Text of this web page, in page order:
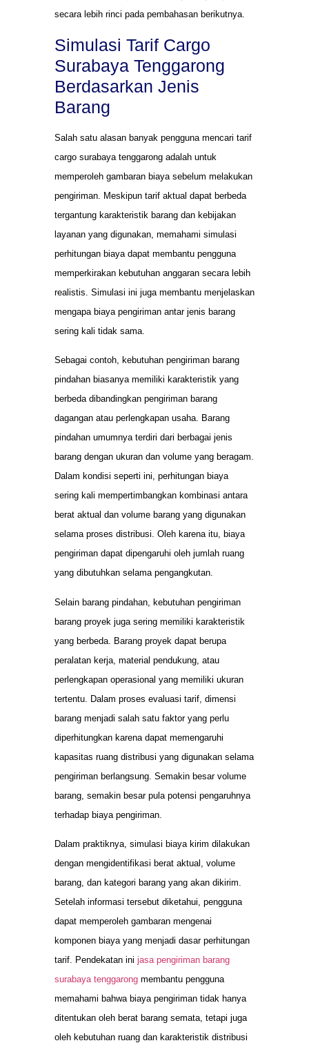
secara lebih rinci pada pembahasan berikutnya.
Simulasi Tarif Cargo
Surabaya Tenggarong
Berdasarkan Jenis
Barang
Salah satu alasan banyak pengguna mencari tarif
cargo surabaya tenggarong adalah untuk
memperoleh gambaran biaya sebelum melakukan
pengiriman. Meskipun tarif aktual dapat berbeda
tergantung karakteristik barang dan kebijakan
layanan yang digunakan, memahami simulasi
perhitungan biaya dapat membantu pengguna
memperkirakan kebutuhan anggaran secara lebih
realistis. Simulasi ini juga membantu menjelaskan
mengapa biaya pengiriman antar jenis barang
sering kali tidak sama.
Sebagai contoh, kebutuhan pengiriman barang
pindahan biasanya memiliki karakteristik yang
berbeda dibandingkan pengiriman barang
dagangan atau perlengkapan usaha. Barang
pindahan umumnya terdiri dari berbagai jenis
barang dengan ukuran dan volume yang beragam.
Dalam kondisi seperti ini, perhitungan biaya
sering kali mempertimbangkan kombinasi antara
berat aktual dan volume barang yang digunakan
selama proses distribusi. Oleh karena itu, biaya
pengiriman dapat dipengaruhi oleh jumlah ruang
yang dibutuhkan selama pengangkutan.
Selain barang pindahan, kebutuhan pengiriman
barang proyek juga sering memiliki karakteristik
yang berbeda. Barang proyek dapat berupa
peralatan kerja, material pendukung, atau
perlengkapan operasional yang memiliki ukuran
tertentu. Dalam proses evaluasi tarif, dimensi
barang menjadi salah satu faktor yang perlu
diperhitungkan karena dapat memengaruhi
kapasitas ruang distribusi yang digunakan selama
pengiriman berlangsung. Semakin besar volume
barang, semakin besar pula potensi pengaruhnya
terhadap biaya pengiriman.
Dalam praktiknya, simulasi biaya kirim dilakukan
dengan mengidentifikasi berat aktual, volume
barang, dan kategori barang yang akan dikirim.
Setelah informasi tersebut diketahui, pengguna
dapat memperoleh gambaran mengenai
komponen biaya yang menjadi dasar perhitungan
tarif. Pendekatan ini jasa pengiriman barang
surabaya tenggarong membantu pengguna
memahami bahwa biaya pengiriman tidak hanya
ditentukan oleh berat barang semata, tetapi juga
oleh kebutuhan ruang dan karakteristik distribusi